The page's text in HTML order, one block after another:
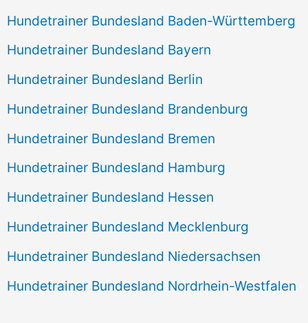
Hundetrainer Bundesland Baden-Württemberg
Hundetrainer Bundesland Bayern
Hundetrainer Bundesland Berlin
Hundetrainer Bundesland Brandenburg
Hundetrainer Bundesland Bremen
Hundetrainer Bundesland Hamburg
Hundetrainer Bundesland Hessen
Hundetrainer Bundesland Mecklenburg
Hundetrainer Bundesland Niedersachsen
Hundetrainer Bundesland Nordrhein-Westfalen